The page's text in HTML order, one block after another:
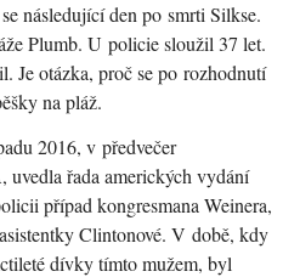
následující den po smrti Silkse.
Plumb. U policie sloužil 37 let.
Je otázka, proč se po rozhodnutí
na pláž.
2016, v předvečer
uvedla řada amerických vydání
případ kongresmana Weinera,
Clintonové. V době, kdy
dívky tímto mužem, byl